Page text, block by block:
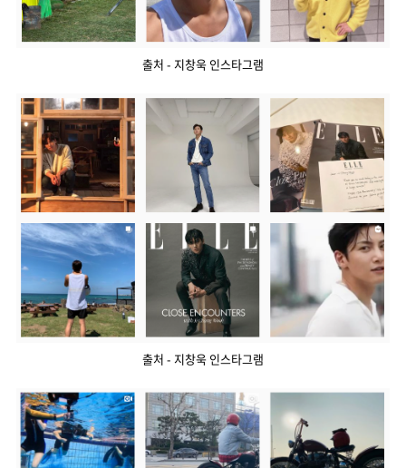
출처 - 지창욱 인스타그램
출처 - 지창욱 인스타그램